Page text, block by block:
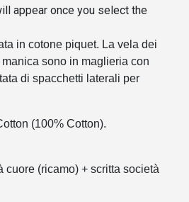
appear once you select the
in cotone piquet. La vela dei
sono in maglieria con
di spacchetti laterali per
(100% Cotton).
cuore (ricamo) + scritta società